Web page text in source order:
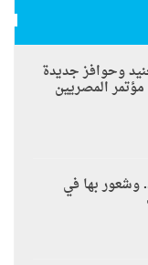
وحوافز جديدة
المصريين
بها في